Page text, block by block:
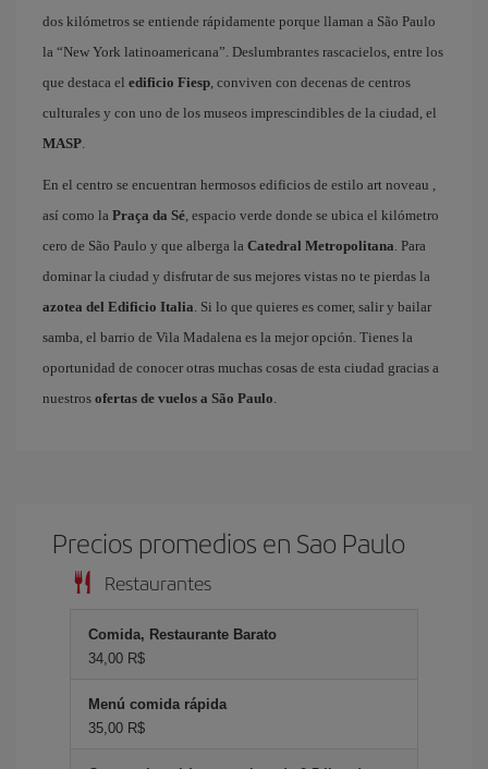
dos kilómetros se entiende rápidamente porque llaman a São Paulo
la “New York latinoamericana”. Deslumbrantes rascacielos, entre los
que destaca el edificio Fiesp, conviven con decenas de centros
culturales y con uno de los museos imprescindibles de la ciudad, el
MASP.
En el centro se encuentran hermosos edificios de estilo art noveau ,
así como la Praça da Sé, espacio verde donde se ubica el kilómetro
cero de São Paulo y que alberga la Catedral Metropolitana. Para
dominar la ciudad y disfrutar de sus mejores vistas no te pierdas la
azotea del Edificio Italia. Si lo que quieres es comer, salir y bailar
samba, el barrio de Vila Madalena es la mejor opción. Tienes la
oportunidad de conocer otras muchas cosas de esta ciudad gracias a
nuestros ofertas de vuelos a São Paulo.
Precios promedios en Sao Paulo
Restaurantes
Comida, Restaurante Barato
34,00 R$
Menú comida rápida
35,00 R$